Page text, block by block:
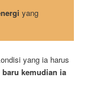
yang
yang ia harus
kemudian ia